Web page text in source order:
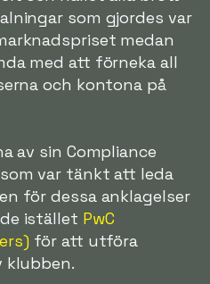
som gjordes var
medan
med att förneka all
och kontona på
av sin Compliance
var tänkt att leda
för dessa anklagelser
istället PwC
för att utföra
klubben.